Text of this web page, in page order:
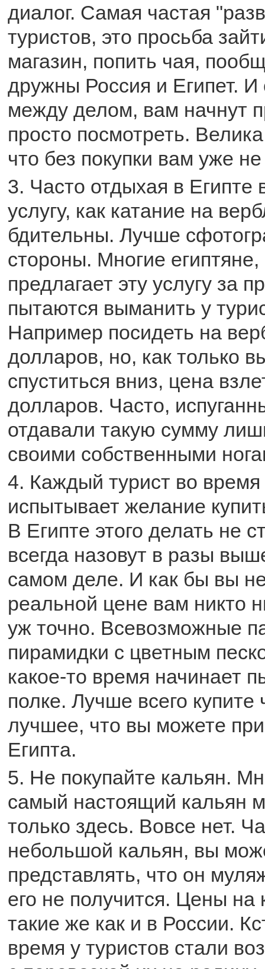
диалог. Самая частая
туристов, это просьба
магазин, попить чая,
дружны Россия и Египет. И
между делом, вам начнут
просто посмотреть.
что без покупки вам уже
3. Часто отдыхая в Египте
услугу, как катание на
бдительны. Лучше
стороны. Многие
предлагает эту услугу за
пытаются выманить у
Например посидеть на
долларов, но, как только
спуститься вниз, цена
долларов. Часто,
отдавали такую сумму
своими собственными
4. Каждый турист во
испытывает желание
В Египте этого делать не
всегда назовут в разы
самом деле. И как бы вы
реальной цене вам никто
уж точно. Всевозможные
пирамидки с цветным
какое-то время начинает
полке. Лучше всего купите
лучшее, что вы можете
Египта.
5. Не покупайте кальян.
самый настоящий кальян
только здесь. Вовсе нет.
небольшой кальян, вы
представлять, что он
его не получится. Цены
такие же как и в России.
время у туристов стали